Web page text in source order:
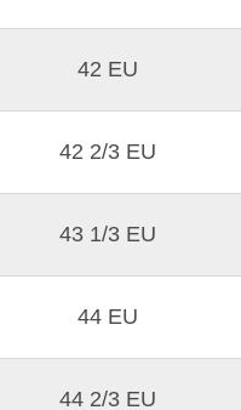
42 EU
42 2/3 EU
43 1/3 EU
44 EU
44 2/3 EU